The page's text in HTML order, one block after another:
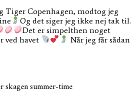
Tiger Copenhagen, modtog jeg
Og det siger jeg ikke nej tak til.
Det er simpelthen noget
ved havet
Når jeg får sådan
skagensummer-time